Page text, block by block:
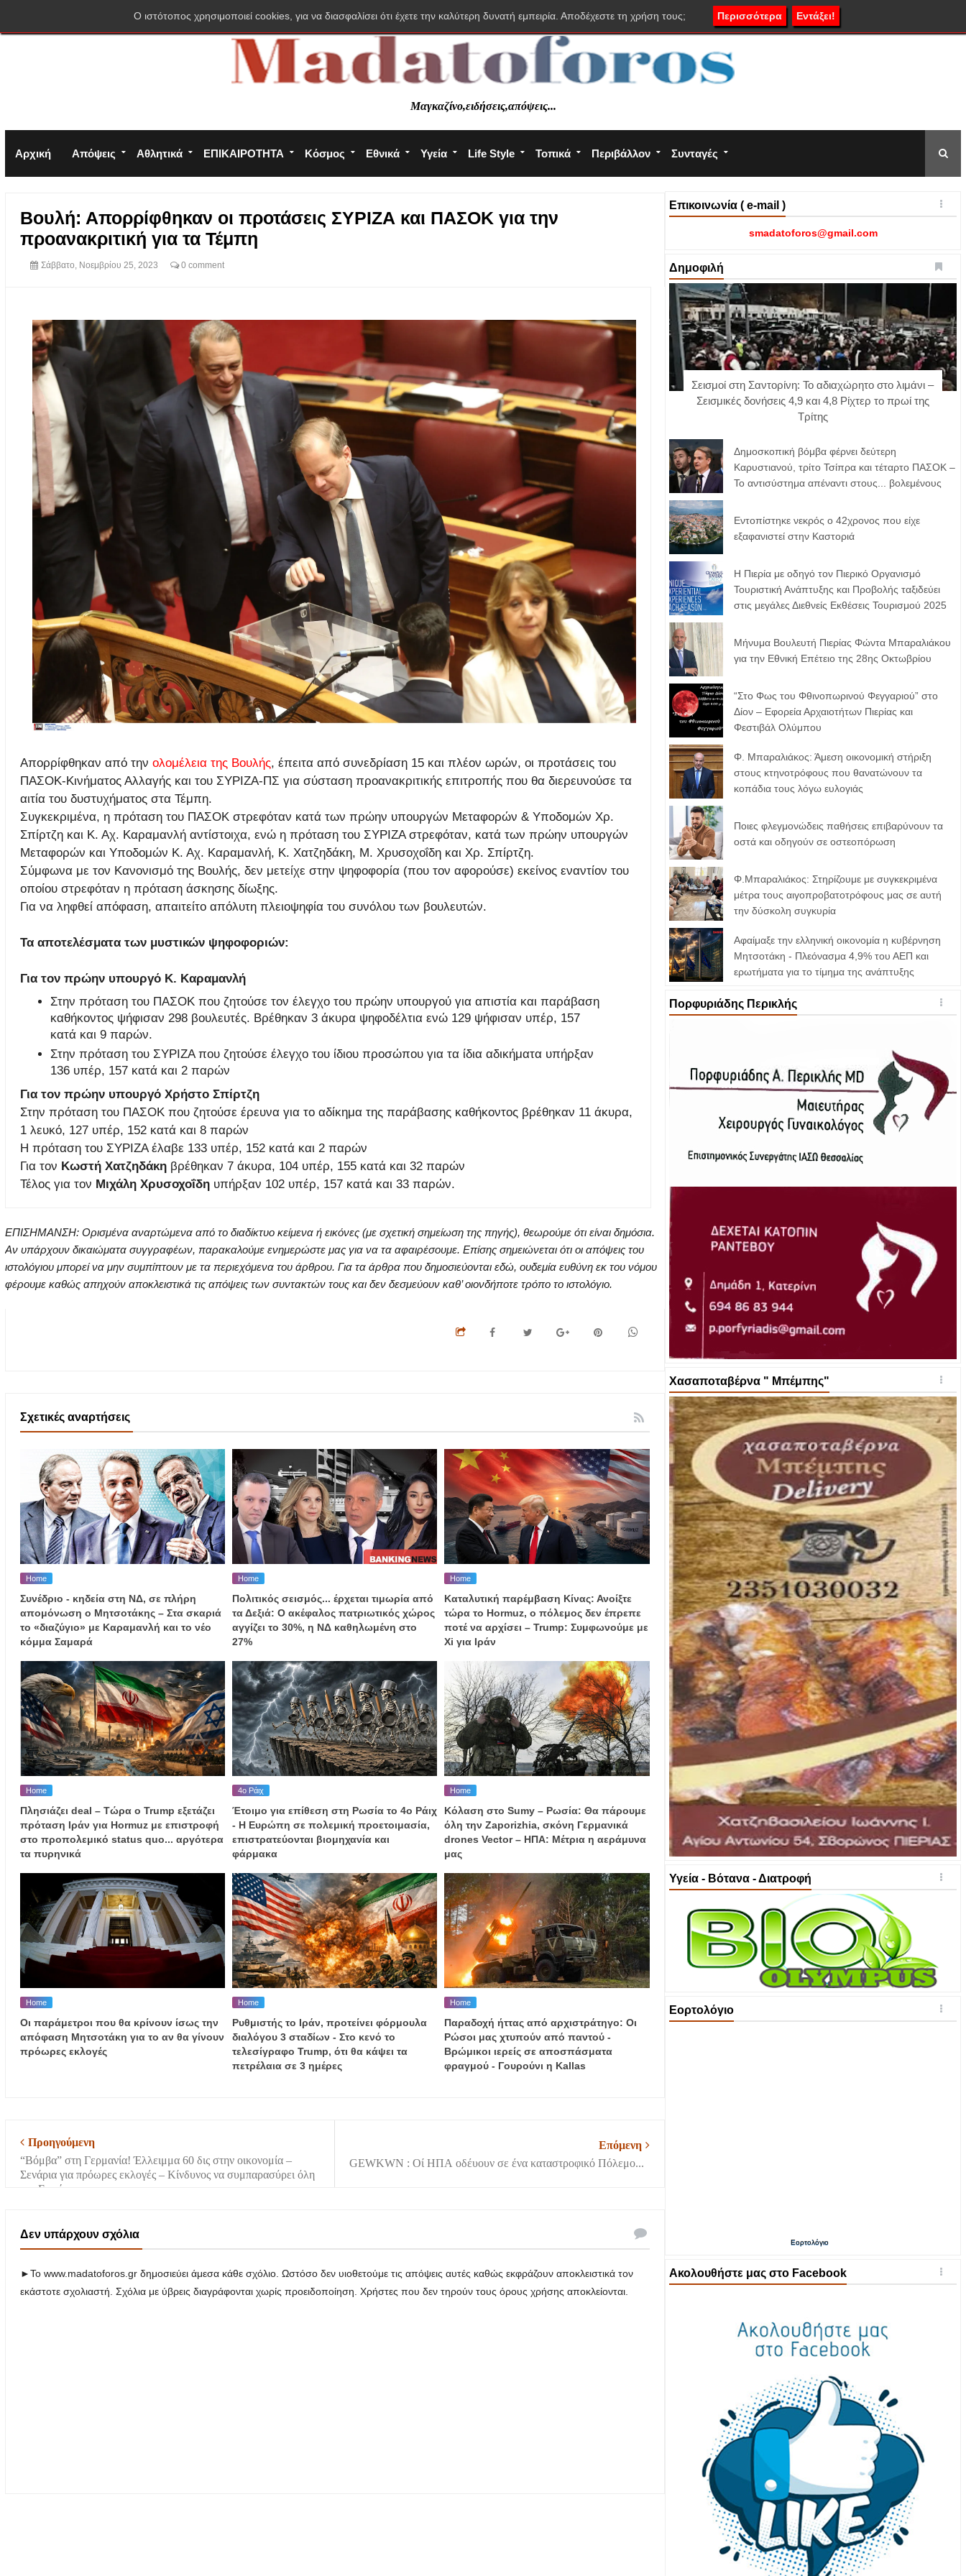
Πολιτική απορρήτου Φόρμα επικοινωνίας
Μαγκαζίνο,ειδήσεις,απόψεις...
Αρχική Απόψεις Αθλητικά ΕΠΙΚΑΙΡΟΤΗΤΑ Κόσμος Εθνικά Υγεία Life Style Τοπικά Περιβάλλον Συνταγές
Βουλή: Απορρίφθηκαν οι προτάσεις ΣΥΡΙΖΑ και ΠΑΣΟΚ για την
προανακριτική για τα Τέμπη
Σάββατο, Νοεμβρίου 25, 2023 0 comment
Απορρίφθηκαν από την ολομέλεια της Βουλής, έπειτα από συνεδρίαση 15 και πλέον ωρών, οι προτάσεις του
ΠΑΣΟΚ-Κινήματος Αλλαγής και του ΣΥΡΙΖΑ-ΠΣ για σύσταση προανακριτικής επιτροπής που θα διερευνούσε τα
αιτία του δυστυχήματος στα Τέμπη.
Συγκεκριμένα, η πρόταση του ΠΑΣΟΚ στρεφόταν κατά των πρώην υπουργών Μεταφορών & Υποδομών Χρ.
Σπίρτζη και Κ. Αχ. Καραμανλή αντίστοιχα, ενώ η πρόταση του ΣΥΡΙΖΑ στρεφόταν, κατά των πρώην υπουργών
Μεταφορών και Υποδομών Κ. Αχ. Καραμανλή, Κ. Χατζηδάκη, Μ. Χρυσοχοΐδη και Χρ. Σπίρτζη.
Σύμφωνα με τον Κανονισμό της Βουλής, δεν μετείχε στην ψηφοφορία (που τον αφορούσε) εκείνος εναντίον του
οποίου στρεφόταν η πρόταση άσκησης δίωξης.
Για να ληφθεί απόφαση, απαιτείτο απόλυτη πλειοψηφία του συνόλου των βουλευτών.
Τα αποτελέσματα των μυστικών ψηφοφοριών:
Για τον πρώην υπουργό Κ. Καραμανλή
Στην πρόταση του ΠΑΣΟΚ που ζητούσε τον έλεγχο του πρώην υπουργού για απιστία και παράβαση
καθήκοντος ψήφισαν 298 βουλευτές. Βρέθηκαν 3 άκυρα ψηφοδέλτια ενώ 129 ψήφισαν υπέρ, 157
κατά και 9 παρών.
Στην πρόταση του ΣΥΡΙΖΑ που ζητούσε έλεγχο του ίδιου προσώπου για τα ίδια αδικήματα υπήρξαν
136 υπέρ, 157 κατά και 2 παρών
Για τον πρώην υπουργό Χρήστο Σπίρτζη
Στην πρόταση του ΠΑΣΟΚ που ζητούσε έρευνα για το αδίκημα της παράβασης καθήκοντος βρέθηκαν 11 άκυρα,
1 λευκό, 127 υπέρ, 152 κατά και 8 παρών
Η πρόταση του ΣΥΡΙΖΑ έλαβε 133 υπέρ, 152 κατά και 2 παρών
Για τον Κωστή Χατζηδάκηβρέθηκαν 7 άκυρα, 104 υπέρ, 155 κατά και 32 παρών
Τέλος για τον Μιχάλη Χρυσοχοΐδηυπήρξαν 102 υπέρ, 157 κατά και 33 παρών.
ΕΠΙΣΗΜΑΝΣΗ: Ορισμένα αναρτώμενα από το διαδίκτυο κείμενα ή εικόνες (με σχετική σημείωση της πηγής), θεωρούμε ότι είναι δημόσια.
Αν υπάρχουν δικαιώματα συγγραφέων, παρακαλούμε ενημερώστε μας για να τα αφαιρέσουμε. Επίσης σημειώνεται ότι οι απόψεις του
ιστολόγιου μπορεί να μην συμπίπτουν με τα περιεχόμενα του άρθρου. Για τα άρθρα που δημοσιεύονται εδώ, ουδεμία ευθύνη εκ του νόμου
φέρουμε καθώς απηχούν αποκλειστικά τις απόψεις των συντακτών τους και δεν δεσμεύουν καθ’ οιονδήποτε τρόπο το ιστολόγιο.
Σχετικές αναρτήσεις
Home
Συνέδριο - κηδεία στη ΝΔ, σε πλήρη
απομόνωση ο Μητσοτάκης – Στα σκαριά
το «διαζύγιο» με Καραμανλή και το νέο
κόμμα Σαμαρά
Home
Πολιτικός σεισμός... έρχεται τιμωρία από
τα Δεξιά: Ο ακέφαλος πατριωτικός χώρος
αγγίζει το 30%, η ΝΔ καθηλωμένη στο
27%
Home
Καταλυτική παρέμβαση Κίνας: Ανοίξτε
τώρα το Hormuz, o πόλεμος δεν έπρεπε
ποτέ να αρχίσει – Trump: Συμφωνούμε με
Xi για Ιράν
Home
Πλησιάζει deal – Τώρα ο Trump εξετάζει
πρόταση Ιράν για Hormuz με επιστροφή
στο προπολεμικό status quo... αργότερα
τα πυρηνικά
4ο Ράιχ
Έτοιμο για επίθεση στη Ρωσία το 4ο Ράιχ
- Η Ευρώπη σε πολεμική προετοιμασία,
επιστρατεύονται βιομηχανία και
φάρμακα
Home
Κόλαση στο Sumy – Ρωσία: Θα πάρουμε
όλη την Zaporizhia, σκόνη Γερμανικά
drones Vector – ΗΠΑ: Μέτρια η αεράμυνα
μας
Home
Οι παράμετροι που θα κρίνουν ίσως την
απόφαση Μητσοτάκη για το αν θα γίνουν
πρόωρες εκλογές
Home
Ρυθμιστής το Ιράν, προτείνει φόρμουλα
διαλόγου 3 σταδίων - Στο κενό το
τελεσίγραφο Trump, ότι θα κάψει τα
πετρέλαια σε 3 ημέρες
Home
Παραδοχή ήττας από αρχιστράτηγο: Οι
Ρώσοι μας χτυπούν από παντού -
Βρώμικοι ιερείς σε αποσπάσματα
φραγμού - Γουρούνι η Kallas
Επόμενη
GEWKWN : Οί ΗΠΑ οδέυουν σε ένα καταστροφικό Πόλεμο...
Προηγούμενη
“Βόμβα” στη Γερμανία! Έλλειμμα 60 δις στην οικονομία –
Σενάρια για πρόωρες εκλογές – Κίνδυνος να συμπαρασύρει όλη
την Ευρώπη
Δεν υπάρχουν σχόλια
►Το www.madatoforos.gr δημοσιεύει άμεσα κάθε σχόλιο. Ωστόσο δεν υιοθετούμε τις απόψεις αυτές καθώς εκφράζουν αποκλειστικά τον
εκάστοτε σχολιαστή. Σχόλια με ύβρεις διαγράφονται χωρίς προειδοποίηση. Χρήστες που δεν τηρούν τους όρους χρήσης αποκλείονται.
Επικοινωνία ( e-mail )
smadatoforos@gmail.com
Δημοφιλή
Σεισμοί στη Σαντορίνη: Το αδιαχώρητο στο λιμάνι –
Σεισμικές δονήσεις 4,9 και 4,8 Ρίχτερ το πρωί της
Τρίτης
Δημοσκοπική βόμβα φέρνει δεύτερη
Καρυστιανού, τρίτο Τσίπρα και τέταρτο ΠΑΣΟΚ –
Το αντισύστημα απέναντι στους... βολεμένους
Εντοπίστηκε νεκρός ο 42χρονος που είχε
εξαφανιστεί στην Καστοριά
Η Πιερία με οδηγό τον Πιερικό Οργανισμό
Τουριστική Ανάπτυξης και Προβολής ταξιδεύει
στις μεγάλες Διεθνείς Εκθέσεις Τουρισμού 2025
Μήνυμα Βουλευτή Πιερίας Φώντα Μπαραλιάκου
για την Εθνική Επέτειο της 28ης Οκτωβρίου
“Στο Φως του Φθινοπωρινού Φεγγαριού” στο
Δίον – Εφορεία Αρχαιοτήτων Πιερίας και
Φεστιβάλ Ολύμπου
Φ. Μπαραλιάκος: Άμεση οικονομική στήριξη
στους κτηνοτρόφους που θανατώνουν τα
κοπάδια τους λόγω ευλογιάς
Ποιες φλεγμονώδεις παθήσεις επιβαρύνουν τα
οστά και οδηγούν σε οστεοπόρωση
Φ.Μπαραλιάκος: Στηρίζουμε με συγκεκριμένα
μέτρα τους αιγοπροβατοτρόφoυς μας σε αυτή
την δύσκολη συγκυρία
Αφαίμαξε την ελληνική οικονομία η κυβέρνηση
Μητσοτάκη - Πλεόνασμα 4,9% του ΑΕΠ και
ερωτήματα για το τίμημα της ανάπτυξης
Πορφυριάδης Περικλής
Χασαποταβέρνα " Μπέμπης"
Υγεία - Βότανα - Διατροφή
Εορτολόγιο
Εορτολόγιο
Ακολουθήστε μας στο Facebook
O ιστότοπος χρησιμοποιεί cookies, για να διασφαλίσει ότι έχετε την καλύτερη δυνατή εμπειρία. Αποδέχεστε τη χρήση τους; Περισσότερα Εντάξει!